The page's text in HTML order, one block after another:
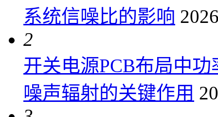
系统信噪比的影响
2
开关电源PCB布局中
噪声辐射的关键作用